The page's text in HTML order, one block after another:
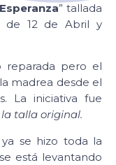
” tallada
de 12 de Abril y
reparada pero el
madrea desde el
La iniciativa fue
talla original.
se hizo toda la
está levantando